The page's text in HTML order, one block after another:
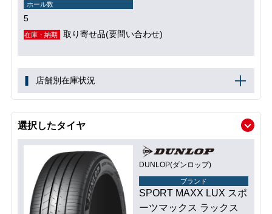
ホール数
5
在庫・納期 取り寄せ品(要問い合わせ)
店舗別在庫状況
選択したタイヤ
DUNLOP(ダンロップ)
ブランド
SPORT MAXX LUX スポ
ーツマックス ラックス